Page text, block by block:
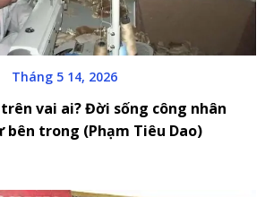
Tháng 5 14, 2026
vai ai? Đời sống công nhân
bên trong (Phạm Tiêu Dao)